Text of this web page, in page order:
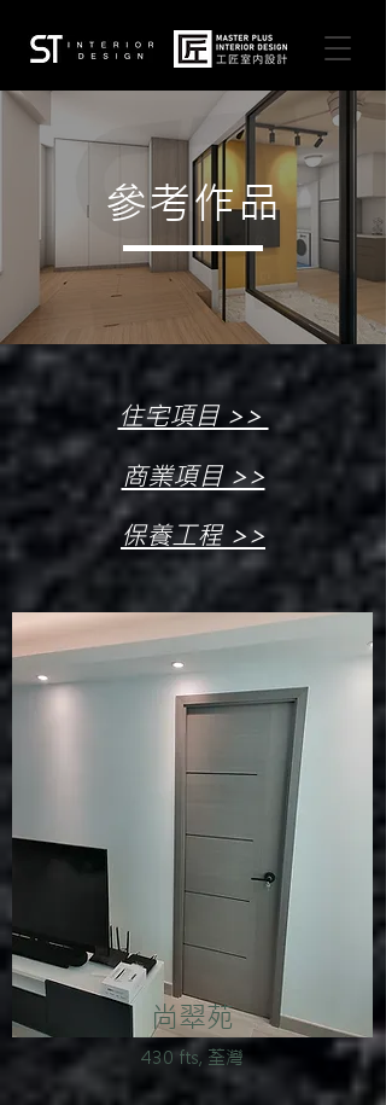
參考作品
住宅項目 >>
商業項目 >>
保養工程 >>
尚翠苑
430 fts, 荃灣